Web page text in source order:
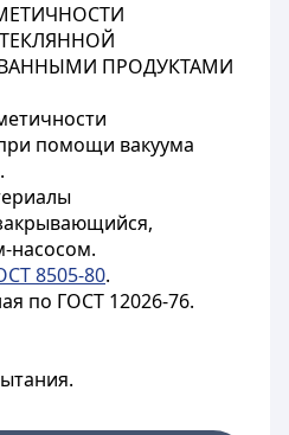
ПРОДУКТАМИ
помощи вакуума
насосом.
8505-80.
по ГОСТ 12026-76.